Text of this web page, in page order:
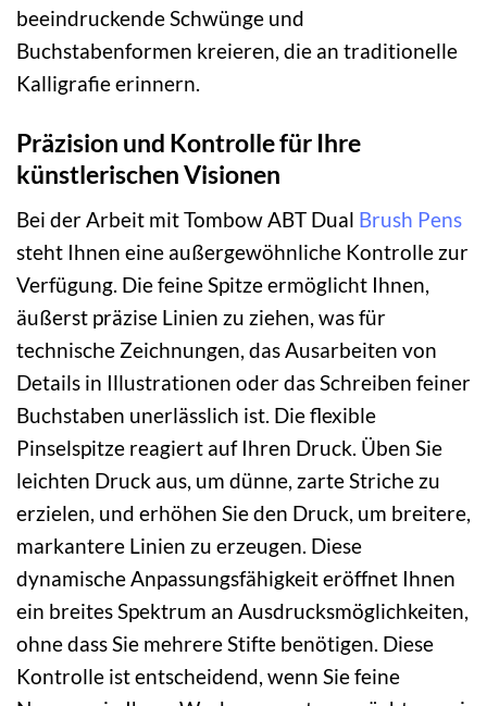
beeindruckende Schwünge und
Buchstabenformen kreieren, die an traditionelle
Kalligrafie erinnern.
Präzision und Kontrolle für Ihre
künstlerischen Visionen
Bei der Arbeit mit Tombow ABT Dual Brush Pens
steht Ihnen eine außergewöhnliche Kontrolle zur
Verfügung. Die feine Spitze ermöglicht Ihnen,
äußerst präzise Linien zu ziehen, was für
technische Zeichnungen, das Ausarbeiten von
Details in Illustrationen oder das Schreiben feiner
Buchstaben unerlässlich ist. Die flexible
Pinselspitze reagiert auf Ihren Druck. Üben Sie
leichten Druck aus, um dünne, zarte Striche zu
erzielen, und erhöhen Sie den Druck, um breitere,
markantere Linien zu erzeugen. Diese
dynamische Anpassungsfähigkeit eröffnet Ihnen
ein breites Spektrum an Ausdrucksmöglichkeiten,
ohne dass Sie mehrere Stifte benötigen. Diese
Kontrolle ist entscheidend, wenn Sie feine